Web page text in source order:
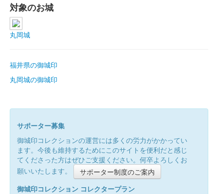
対象のお城
丸岡城
福井県の御城印
丸岡城の御城印
サポーター募集
御城印コレクションの運営には多くの労力がかかってい
ます。今後も維持するためにこのサイトを便利だと感じ
てくださった方はぜひご支援ください。何卒よろしくお
願いいたします。
サポーター制度のご案内
御城印コレクション コレクタープラン